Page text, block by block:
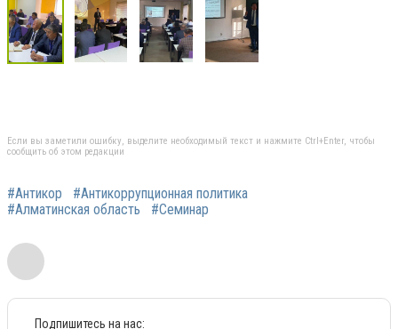
Если вы заметили ошибку, выделите необходимый текст и нажмите Ctrl+Enter, чтобы
сообщить об этом редакции
#Антикор
#Антикоррупционная политика
#Алматинская область
#Семинар
Подпишитесь на нас: